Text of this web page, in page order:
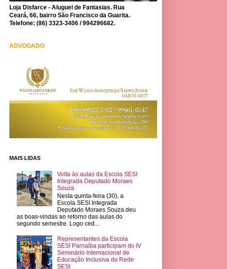
Loja Disfarce - Aluguel de Fantasias. Rua
Ceará, 66, bairro São Francisco da Guarita.
Telefone: (86) 3323-3406 / 994296682.
ADVOGADO
MAIS LIDAS
Volta às aulas da Escola SESI
Integrada Deputado Moraes
Souza
Nesta quinta-feira (30), a
Escola SESI Integrada
Deputado Moraes Souza deu
as boas-vindas ao retorno das aulas do
segundo semestre. Logo ced...
Representantes da Escola
SESI Parnaíba participam do IV
Seminário Internacional de
Educação Inclusiva da Rede
SESI